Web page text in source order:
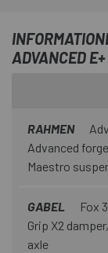
einstellbaren
Titan-
du auch
ADVANCED
RAHMEN
Advanced
Maestro
GABEL
Fox
Grip X2
axle